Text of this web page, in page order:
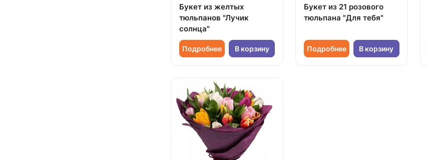
Букет из желтых
тюльпанов "Лучик
солнца"
Подробнее В корзину
Букет из 21 розового
тюльпана "Для тебя"
Подробнее В корзину